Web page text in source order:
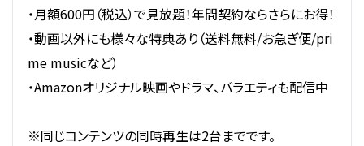
・月額600円（税込）で見放題！年間契約ならさらにお得！
・動画以外にも様々な特典あり（送料無料/お急ぎ便/pri
me musicなど）
・Amazonオリジナル映画やドラマ、バラエティも配信中
※同じコンテンツの同時再生は2台までです。